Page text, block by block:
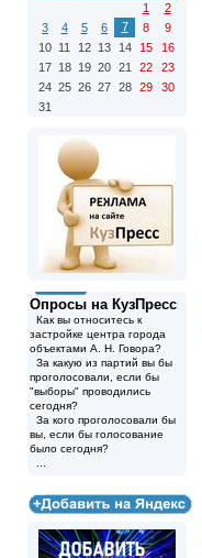
1
2
3
4 5 6 7 8
9
10 11 12 13 14 15
16
17 18 19 20 21 22
23
24 25 26 27 28 29
30
31
Опросы на КузПресс
Как вы относитесь к
застройке центра города
объектами А. Н. Говора?
За какую из партий вы бы
проголосовали, если бы
"выборы" проводились
сегодня?
За кого проголосовали бы
вы, если бы голосование
было сегодня?